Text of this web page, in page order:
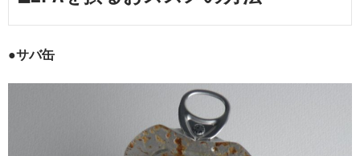
●サバ缶